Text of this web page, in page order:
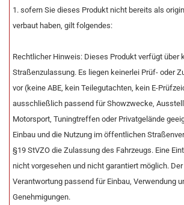
1. sofern Sie dieses Produkt nicht bereits als
verbaut haben, gilt folgendes:
Rechtlicher Hinweis: Dieses Produkt verfügt über
Straßenzulassung. Es liegen keinerlei Prüf- oder
vor (keine ABE, kein Teilegutachten, kein E-
ausschließlich passend für Showzwecke,
Motorsport, Tuningtreffen oder Privatgelände
Einbau und die Nutzung im öffentlichen
§19 StVZO die Zulassung des Fahrzeugs. Eine
nicht vorgesehen und nicht garantiert möglich.
Verantwortung passend für Einbau, Verwendung
Genehmigungen.